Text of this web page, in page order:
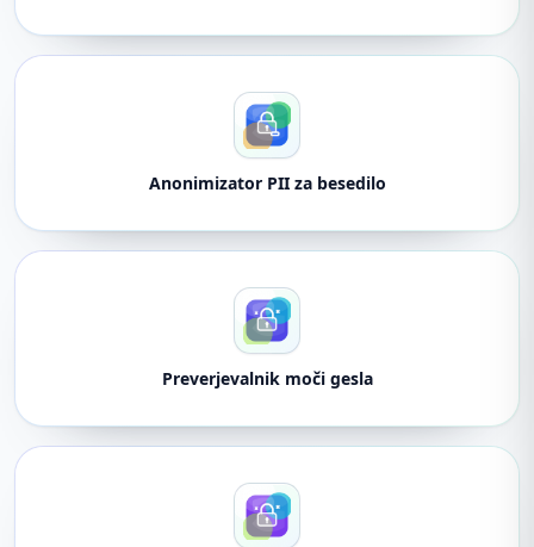
Anonimizator PII za besedilo
Preverjevalnik moči gesla